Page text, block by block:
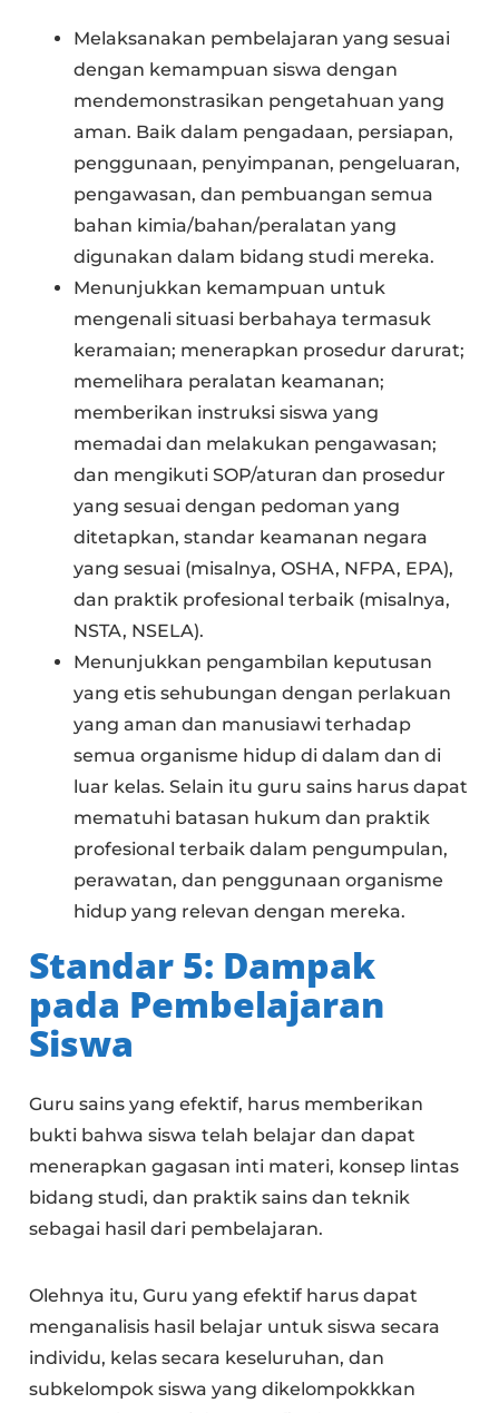
Melaksanakan pembelajaran yang sesuai
dengan kemampuan siswa dengan
mendemonstrasikan pengetahuan yang
aman. Baik dalam pengadaan, persiapan,
penggunaan, penyimpanan, pengeluaran,
pengawasan, dan pembuangan semua
bahan kimia/bahan/peralatan yang
digunakan dalam bidang studi mereka.
Menunjukkan kemampuan untuk
mengenali situasi berbahaya termasuk
keramaian; menerapkan prosedur darurat;
memelihara peralatan keamanan;
memberikan instruksi siswa yang
memadai dan melakukan pengawasan;
dan mengikuti SOP/aturan dan prosedur
yang sesuai dengan pedoman yang
ditetapkan, standar keamanan negara
yang sesuai (misalnya, OSHA, NFPA, EPA),
dan praktik profesional terbaik (misalnya,
NSTA, NSELA).
Menunjukkan pengambilan keputusan
yang etis sehubungan dengan perlakuan
yang aman dan manusiawi terhadap
semua organisme hidup di dalam dan di
luar kelas. Selain itu guru sains harus dapat
mematuhi batasan hukum dan praktik
profesional terbaik dalam pengumpulan,
perawatan, dan penggunaan organisme
hidup yang relevan dengan mereka.
Standar 5: Dampak
pada Pembelajaran
Siswa
Guru sains yang efektif, harus memberikan
bukti bahwa siswa telah belajar dan dapat
menerapkan gagasan inti materi, konsep lintas
bidang studi, dan praktik sains dan teknik
sebagai hasil dari pembelajaran.
Olehnya itu, Guru yang efektif harus dapat
menganalisis hasil belajar untuk siswa secara
individu, kelas secara keseluruhan, dan
subkelompok siswa yang dikelompokkkan